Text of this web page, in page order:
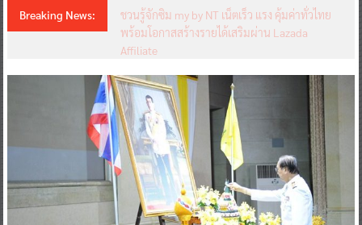
Breaking News:
ชวนรู้จักซิม my by NT เน็ตเร็ว แรง คุ้มค่าทั่วไทย
พร้อมโอกาสสร้างรายได้เสริมผ่าน Lazada
Affiliate